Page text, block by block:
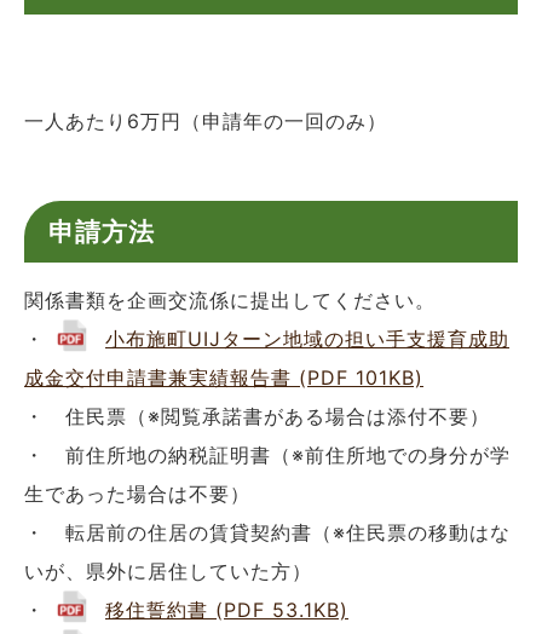
一人あたり6万円（申請年の一回のみ）
申請方法
関係書類を企画交流係に提出してください。
・
小布施町UIJターン地域の担い手支援育成助
成金交付申請書兼実績報告書 (PDF 101KB)
・ 住民票（※閲覧承諾書がある場合は添付不要）
・ 前住所地の納税証明書（※前住所地での身分が学
生であった場合は不要）
・ 転居前の住居の賃貸契約書（※住民票の移動はな
いが、県外に居住していた方）
・
移住誓約書 (PDF 53.1KB)